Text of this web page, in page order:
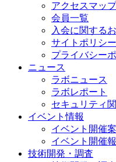
アクセスマップ
会員一覧
入会に関する
サイトポリシー
プライバシー
ニュース
ラボニュース
ラボレポート
セキュリティ
イベント情報
イベント開催
イベント開催
技術開発・調査